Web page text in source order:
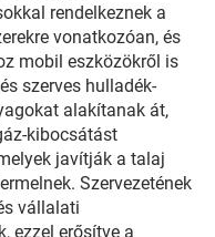
rendelkeznek a
vonatkozóan, és
mobil eszközökről is
szerves hulladék-
alakítanak át,
kibocsátást
javítják a talaj
Szervezetének
vállalati
ezzel erősítve a